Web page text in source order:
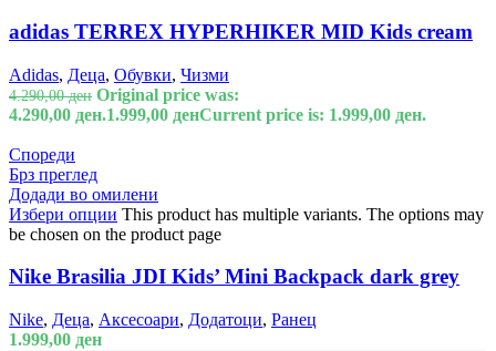
adidas TERREX HYPERHIKER MID Kids cream
Adidas, Деца, Обувки, Чизми
4.290,00ден Original price was:
4.290,00 ден.1.999,00 денCurrent price is: 1.999,00 ден.
Спореди
Брз преглед
Додади во омилени
Избери опции This product has multiple variants. The options may
be chosen on the product page
Nike Brasilia JDI Kids’ Mini Backpack dark grey
Nike, Деца, Аксесоари, Додатоци, Ранец
1.999,00 ден